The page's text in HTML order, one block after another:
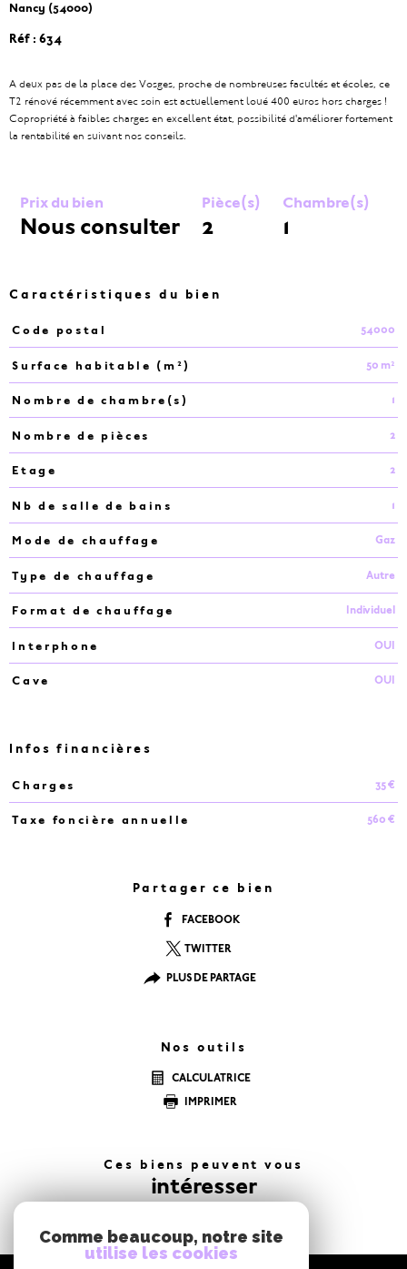
Nancy (54000)
Réf : 634
A deux pas de la place des Vosges, proche de nombreuses facultés et écoles, ce
T2 rénové récemment avec soin est actuellement loué 400 euros hors charges !
Copropriété à faibles charges en excellent état, possibilité d'améliorer fortement
la rentabilité en suivant nos conseils.
Prix du bien
Nous consulter
Pièce(s)
2
Chambre(s)
1
Caractéristiques du bien
Caractéristiques Valeurs
Code postal 54000
Surface habitable (m²) 50 m²
Nombre de chambre(s) 1
Nombre de pièces 2
Etage 2
Nb de salle de bains 1
Mode de chauffage Gaz
Type de chauffage Autre
Format de chauffage Individuel
Interphone OUI
Cave OUI
Infos financières
Caractéristiques
Charges 35 €
Taxe foncière annuelle 560 €
Partager ce bien
FACEBOOK
TWITTER
PLUS DE PARTAGE
Nos outils
CALCULATRICE
IMPRIMER
Ces biens peuvent vous
intéresser
Comme beaucoup, notre site
utilise les cookies